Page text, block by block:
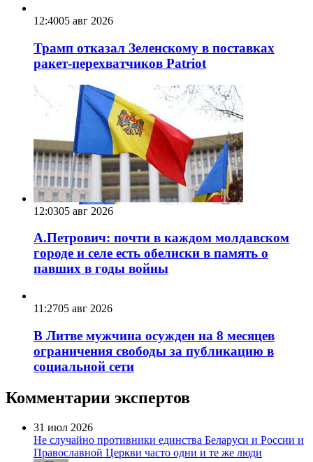
12:4005 авг 2026
Трамп отказал Зеленскому в поставках
ракет-перехватчиков Patriot
12:0305 авг 2026
А.Петрович: почти в каждом молдавском
городе и селе есть обелиски в память о
павших в годы войны
11:2705 авг 2026
В Литве мужчина осужден на 8 месяцев
ограничения свободы за публикацию в
социальной сети
Комментарии экспертов
31 июл 2026
Не случайно противники единства Беларуси и России и
Православной Церкви часто одни и те же люди